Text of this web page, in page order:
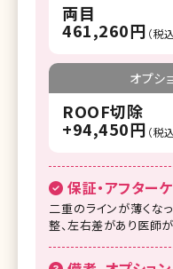
両目
461,260円 （税
オプシ
ROOF切除
+94,450円 （税
保証・アフター
二重のラインが薄くな
整、左右差があり医師